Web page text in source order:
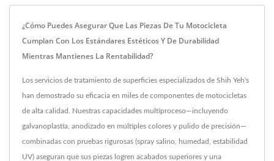
¿Cómo Puedes Asegurar Que Las Piezas De Tu Motocicleta
Cumplan Con Los Estándares Estéticos Y De Durabilidad
Mientras Mantienes La Rentabilidad?
Los servicios de tratamiento de superficies especializados de Shih Yeh's
han demostrado su eficacia en miles de componentes de motocicletas
de alta calidad. Nuestras capacidades multiproceso—incluyendo
galvanoplastia, anodizado en múltiples colores y pulido de precisión—
combinadas con pruebas rigurosas (spray salino, humedad, estabilidad
UV) aseguran que sus piezas logren acabados superiores y una